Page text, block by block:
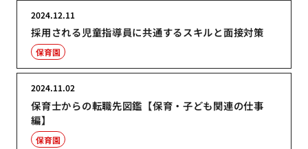
採用される児童指導員に共通するスキルと面接対策
2024.12.11
保育園
保育士からの転職先図鑑【保育・子ども関連の仕事
編】
2024.11.02
保育園